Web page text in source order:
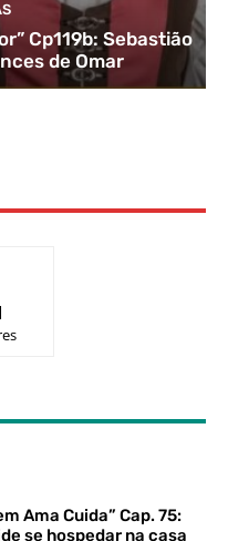
Cp119b: Sebastião
de Omar
Ama Cuida” Cap. 75:
se hospedar na casa